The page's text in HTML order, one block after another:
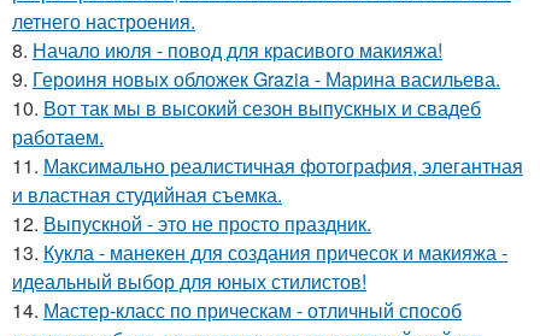
летнего настроения.
8. Начало июля - повод для красивого макияжа!
9. Героиня новых обложек Grazia - Марина васильева.
10. Вот так мы в высокий сезон выпускных и свадеб
работаем.
11. Максимально реалистичная фотография, элегантная
и властная студийная съемка.
12. Выпускной - это не просто праздник.
13. Кукла - манекен для создания причесок и макияжа -
идеальный выбор для юных стилистов!
14. Мастер-класс по прическам - отличный способ